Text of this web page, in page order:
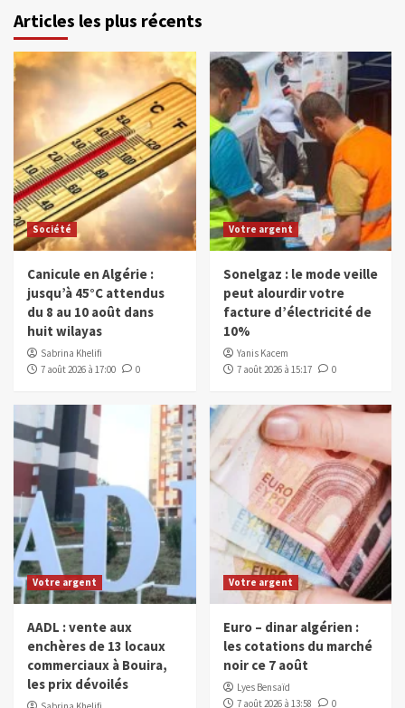
Articles les plus récents
Société
Canicule en Algérie :
jusqu’à 45°C attendus
du 8 au 10 août dans
huit wilayas
Sabrina Khelifi
7 août 2026 à 17:00
0
Votre argent
Sonelgaz : le mode veille
peut alourdir votre
facture d’électricité de
10%
Yanis Kacem
7 août 2026 à 15:17
0
Votre argent
AADL : vente aux
enchères de 13 locaux
commerciaux à Bouira,
les prix dévoilés
Votre argent
Euro – dinar algérien :
les cotations du marché
noir ce 7 août
Lyes Bensaïd
7 août 2026 à 13:58
0